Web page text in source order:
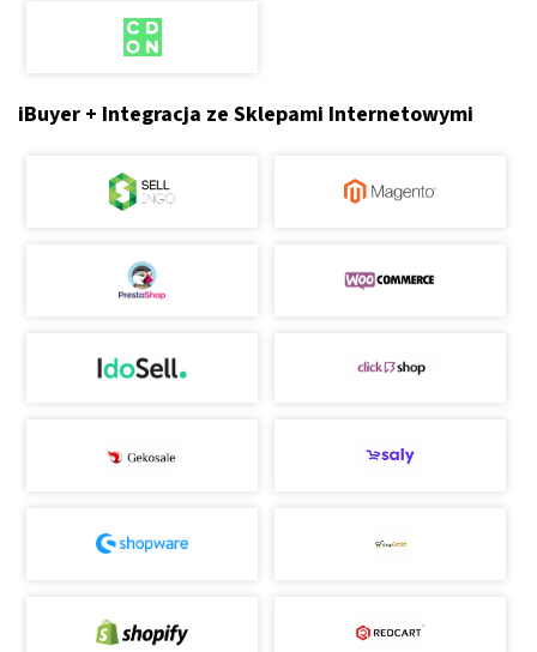
iBuyer + Integracja ze Sklepami Internetowymi